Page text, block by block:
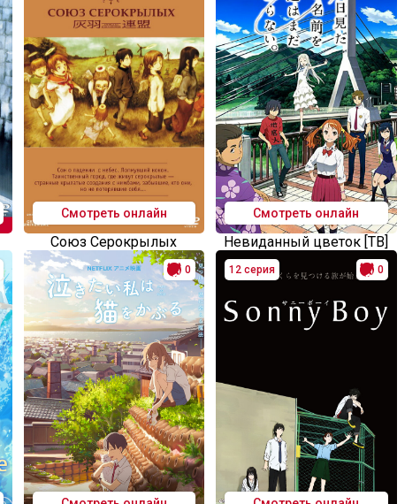
Смотреть онлайн
Союз Серокрылых
Смотреть онлайн
Невиданный цветок [ТВ]
0 12 серия 0